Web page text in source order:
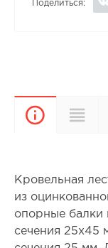
Поделиться:
Кровельная
из
опорные балки
сечения 25х45